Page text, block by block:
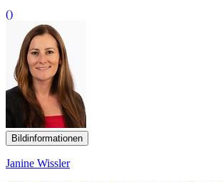
()
Bildinformationen
Janine Wissler